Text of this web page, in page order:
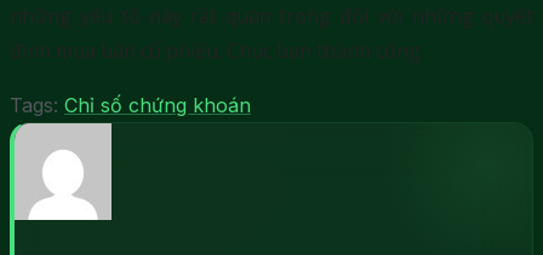
những yếu tố này rất quan trọng đối với những quyết
định mua bán cổ phiếu. Chúc bạn thành công.
Tags: Chỉ số chứng khoán